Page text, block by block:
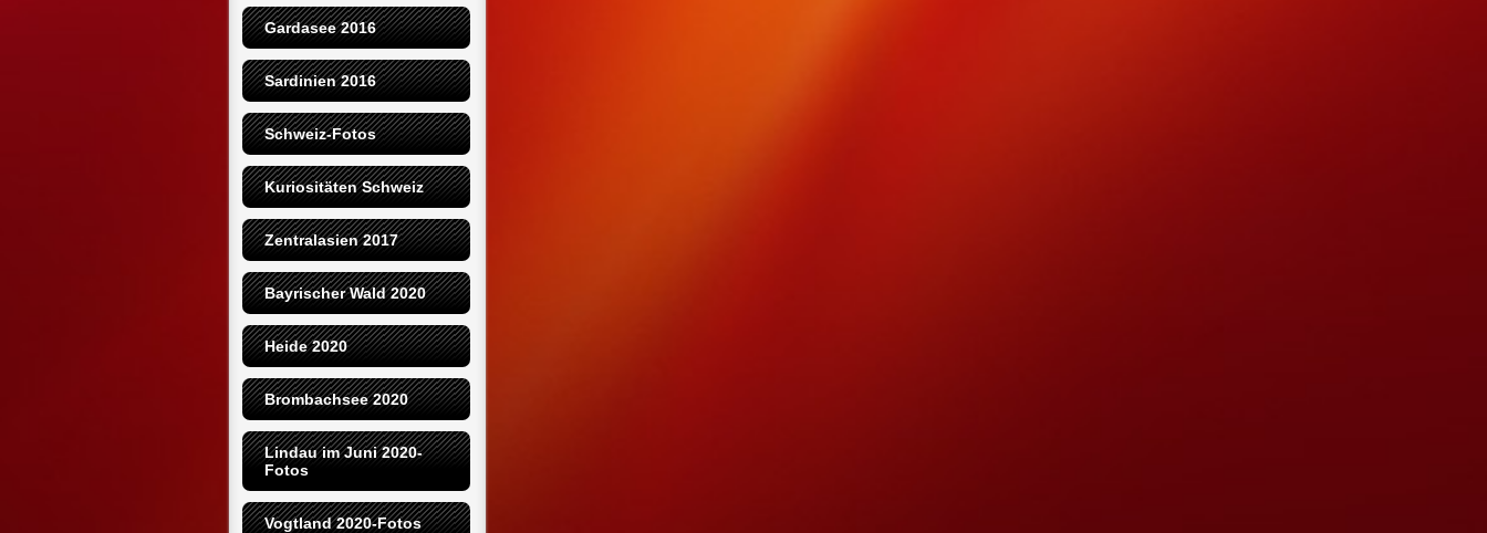
Gardasee 2016
Sardinien 2016
Schweiz-Fotos
Kuriositäten Schweiz
Zentralasien 2017
Bayrischer Wald 2020
Heide 2020
Brombachsee 2020
Lindau im Juni 2020-
Fotos
Vogtland 2020-Fotos